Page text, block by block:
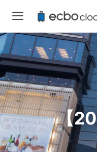
【